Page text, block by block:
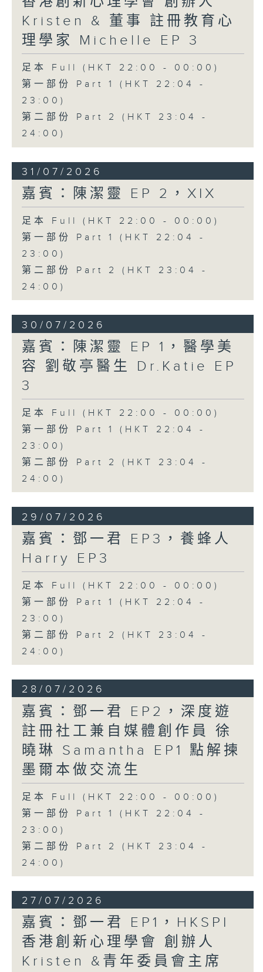
Kristen & 董事 註冊教育心
理學家 Michelle EP 3
足本 Full (HKT 22:00 - 00:00)
第一部份 Part 1 (HKT 22:04 -
23:00)
第二部份 Part 2 (HKT 23:04 -
24:00)
31/07/2026
嘉賓：陳潔靈 EP 2，XIX
足本 Full (HKT 22:00 - 00:00)
第一部份 Part 1 (HKT 22:04 -
23:00)
第二部份 Part 2 (HKT 23:04 -
24:00)
30/07/2026
嘉賓：陳潔靈 EP 1，醫學美
容 劉敬亭醫生 Dr.Katie EP
3
足本 Full (HKT 22:00 - 00:00)
第一部份 Part 1 (HKT 22:04 -
23:00)
第二部份 Part 2 (HKT 23:04 -
24:00)
29/07/2026
嘉賓：鄧一君 EP3，養蜂人
Harry EP3
足本 Full (HKT 22:00 - 00:00)
第一部份 Part 1 (HKT 22:04 -
23:00)
第二部份 Part 2 (HKT 23:04 -
24:00)
28/07/2026
嘉賓：鄧一君 EP2，深度遊
註冊社工兼自媒體創作員 徐
曉琳 Samantha EP1 點解揀
墨爾本做交流生
足本 Full (HKT 22:00 - 00:00)
第一部份 Part 1 (HKT 22:04 -
23:00)
第二部份 Part 2 (HKT 23:04 -
24:00)
27/07/2026
嘉賓：鄧一君 EP1，HKSPI
香港創新心理學會 創辦人
Kristen &青年委員會主席